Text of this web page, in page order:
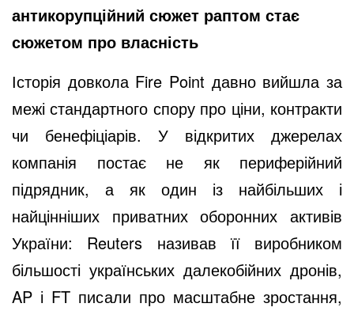
антикорупційний сюжет раптом стає
сюжетом про власність
Історія довкола Fire Point давно вийшла за
межі стандартного спору про ціни, контракти
чи бенефіціарів. У відкритих джерелах
компанія постає не як периферійний
підрядник, а як один із найбільших і
найцінніших приватних оборонних активів
України: Reuters називав її виробником
більшості українських далекобійних дронів,
AP і FT писали про масштабне зростання,